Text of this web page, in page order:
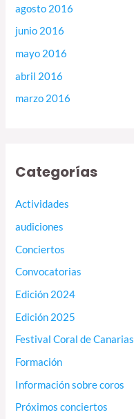
agosto 2016
junio 2016
mayo 2016
abril 2016
marzo 2016
Categorías
Actividades
audiciones
Conciertos
Convocatorias
Edición 2024
Edición 2025
Festival Coral de Canarias
Formación
Información sobre coros
Próximos conciertos